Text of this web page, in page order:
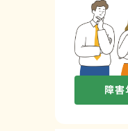
メリ
お電話で
障